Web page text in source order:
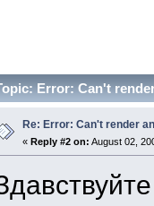
Error: Can't
Re: Error: Can't render
« Reply #2 on: August 02,